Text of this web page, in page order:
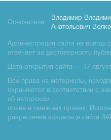
Основатели:
Владимир
Анатольевич
Администрация сайта не всегда
отвечает за достоверность
Дата открытия сайта — 17
Все права на материалы,
охраняются в соответствии с
об авторском
праве и смежных правах.
разрешения владельца сайта